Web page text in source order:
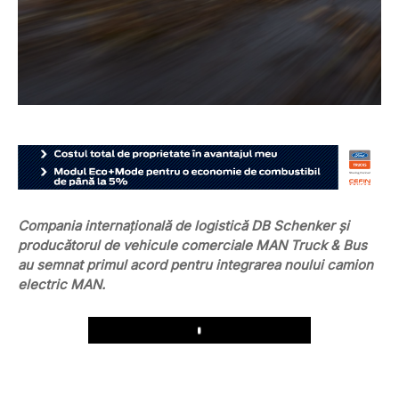
Compania internațională de logistică DB Schenker și
producătorul de vehicule comerciale MAN Truck & Bus
au semnat primul acord pentru integrarea noului camion
electric MAN.
Play